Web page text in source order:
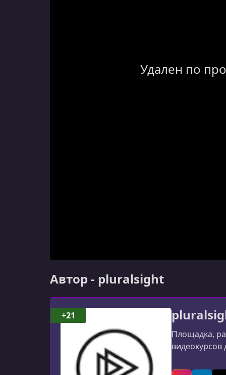
Удален по
Автор - pluralsight
Площадка,
+21